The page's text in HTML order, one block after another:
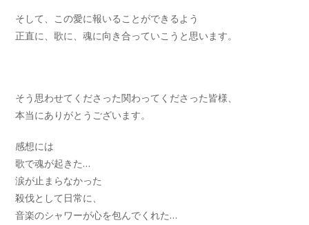
そして、この愛に報いることができるよう
正直に、歌に、魂に向き合っていこうと思います。
そう思わせてくださった関わってくださった皆様、
本当にありがとうございます。
感想には
歌で魂が起きた…
涙が止まらなかった
殺伐として日常に、
音楽のシャワーが心を包んでくれた…